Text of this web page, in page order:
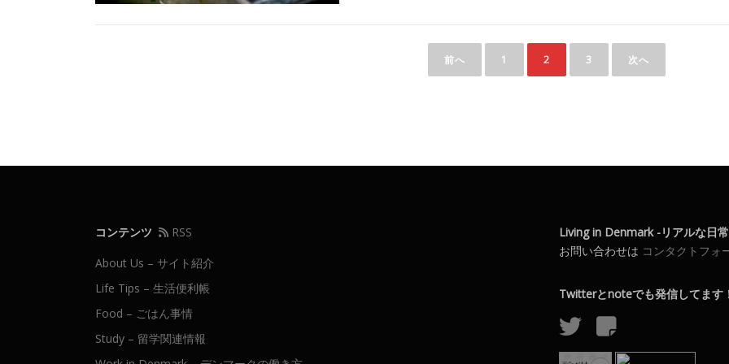
ゲ
シ
ョ
ン
前へ 1 2 3 次へ
コンテンツ
RSS
About Us – サイト紹介
Life Tips – 生活便利帳
Food – ごはん事情
Study – 留学関連情報
Living in Denmark -リアルな日
お問い合わせは コンタクトフォ
Twitterとnoteでも発信してます